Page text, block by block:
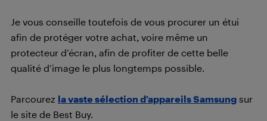
Je vous conseille toutefois de vous procurer un étui
afin de protéger votre achat, voire même un
protecteur d’écran, afin de profiter de cette belle
qualité d’image le plus longtemps possible.
Parcourez la vaste sélection d’appareils Samsung sur
le site de Best Buy.